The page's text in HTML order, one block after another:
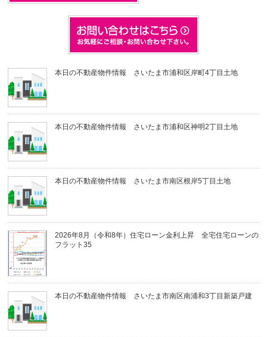
本日の不動産物件情報 さいたま市浦和区岸町4丁目土地
本日の不動産物件情報 さいたま市浦和区神明2丁目土地
本日の不動産物件情報 さいたま市南区根岸5丁目土地
2026年8月（令和8年）住宅ローン金利上昇 全宅住宅ローンの
フラット35
本日の不動産物件情報 さいたま市南区南浦和3丁目新築戸建